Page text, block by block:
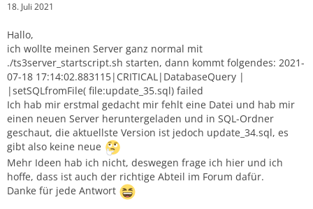
18. Juli 2021
Hallo,
ich wollte meinen Server ganz normal mit
./ts3server_startscript.sh starten, dann kommt folgendes: 2021-
07-18 17:14:02.883115|CRITICAL|DatabaseQuery |
|setSQLfromFile( file:update_35.sql) failed
Ich hab mir erstmal gedacht mir fehlt eine Datei und hab mir
einen neuen Server heruntergeladen und in SQL-Ordner
geschaut, die aktuellste Version ist jedoch update_34.sql, es
gibt also keine neue
Mehr Ideen hab ich nicht, deswegen frage ich hier und ich
hoffe, dass ist auch der richtige Abteil im Forum dafür.
Danke für jede Antwort